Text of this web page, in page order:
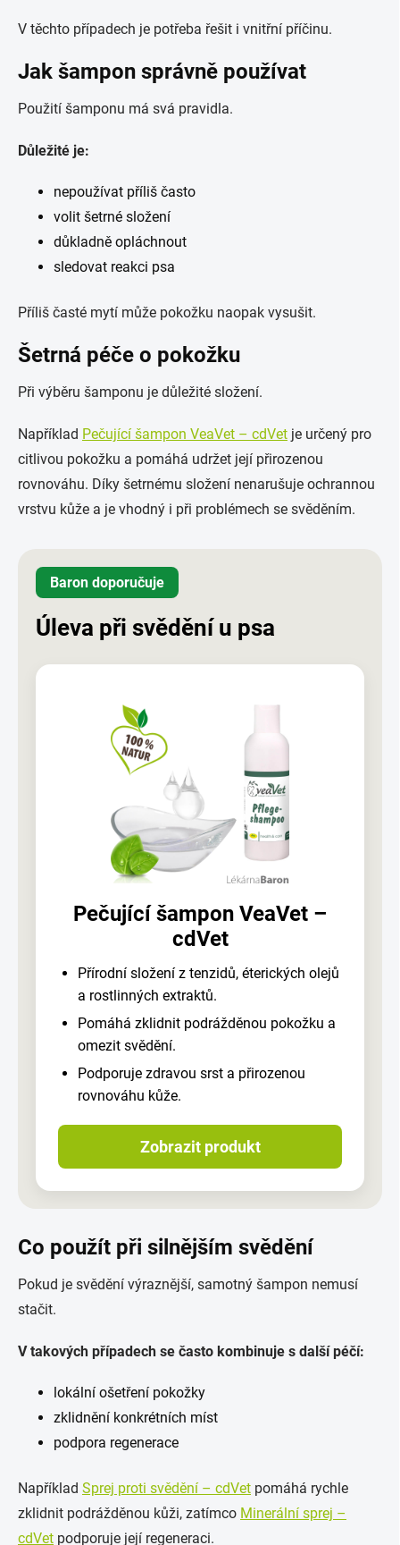
V těchto případech je potřeba řešit i vnitřní příčinu.
Jak šampon správně používat
Použití šamponu má svá pravidla.
Důležité je:
nepoužívat příliš často
volit šetrné složení
důkladně opláchnout
sledovat reakci psa
Příliš časté mytí může pokožku naopak vysušit.
Šetrná péče o pokožku
Při výběru šamponu je důležité složení.
Například Pečující šampon VeaVet – cdVet je určený pro
citlivou pokožku a pomáhá udržet její přirozenou
rovnováhu. Díky šetrnému složení nenarušuje ochrannou
vrstvu kůže a je vhodný i při problémech se svěděním.
Baron doporučuje
Úleva při svědění u psa
Pečující šampon VeaVet –
cdVet
Přírodní složení z tenzidů, éterických olejů
a rostlinných extraktů.
Pomáhá zklidnit podrážděnou pokožku a
omezit svědění.
Podporuje zdravou srst a přirozenou
rovnováhu kůže.
Zobrazit produkt
Co použít při silnějším svědění
Pokud je svědění výraznější, samotný šampon nemusí
stačit.
V takových případech se často kombinuje s další péčí:
lokální ošetření pokožky
zklidnění konkrétních míst
podpora regenerace
Například Sprej proti svědění – cdVet pomáhá rychle
zklidnit podrážděnou kůži, zatímco Minerální sprej –
cdVet podporuje její regeneraci.